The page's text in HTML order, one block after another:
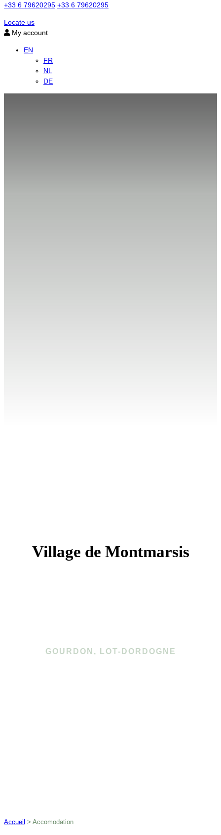
+33 6 79620295 +33 6 79620295
Locate us
My account
EN
FR
NL
DE
Village de Montmarsis
GOURDON, LOT-DORDOGNE
Accueil > Accomodation